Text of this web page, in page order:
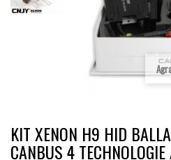
KIT XENON H9 HID
CANBUS 4